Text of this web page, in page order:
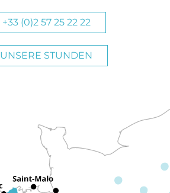
+33 (0)2 57 25 22 22
UNSERE STUNDEN